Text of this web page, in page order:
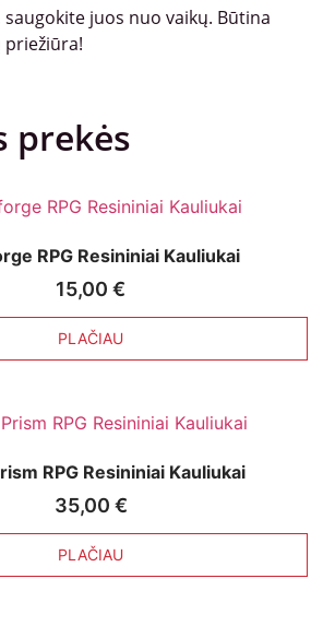
saugokite juos nuo vaikų. Būtina
prekės
RPG Resininiai Kauliukai
15,00 €
PLAČIAU
RPG Resininiai Kauliukai
35,00 €
PLAČIAU